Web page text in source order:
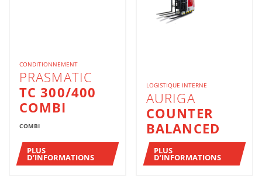
CONDITIONNEMENT
PRASMATIC
TC 300/400
COMBI
COMBI
PLUS
D’INFORMATIONS
LOGISTIQUE INTERNE
AURIGA
COUNTER
BALANCED
PLUS
D’INFORMATIONS